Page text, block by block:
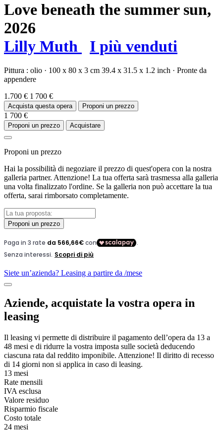
Love beneath the summer sun,
2026
Lilly Muth
I più venduti
Pittura : olio · 100 x 80 x 3 cm 39.4 x 31.5 x 1.2 inch · Pronte da
appendere
1.700 € 1 700 €
Acquista questa opera Proponi un prezzo
1 700 €
Proponi un prezzo Acquistare
Proponi un prezzo
Hai la possibilità di negoziare il prezzo di quest'opera con la nostra
galleria partner. Attenzione! La tua offerta sarà trasmessa alla galleria
una volta finalizzato l'ordine. Se la galleria non può accettare la tua
offerta, sarai rimborsato completamente.
Proponi un prezzo
Siete un’azienda? Leasing a partire da /mese
Aziende, acquistate la vostra opera in
leasing
Il leasing vi permette di distribuire il pagamento dell’opera da 13 a
48 mesi e di ridurre la vostra imposta sulle società deducendo
ciascuna rata dal reddito imponibile. Attenzione! Il diritto di recesso
di 14 giorni non si applica in caso di leasing.
13 mesi
Rate mensili
IVA esclusa
Valore residuo
Risparmio fiscale
Costo totale
24 mesi